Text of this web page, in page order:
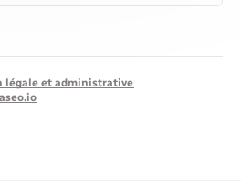
légale et administrative